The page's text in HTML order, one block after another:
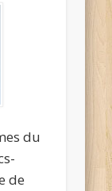
du
de